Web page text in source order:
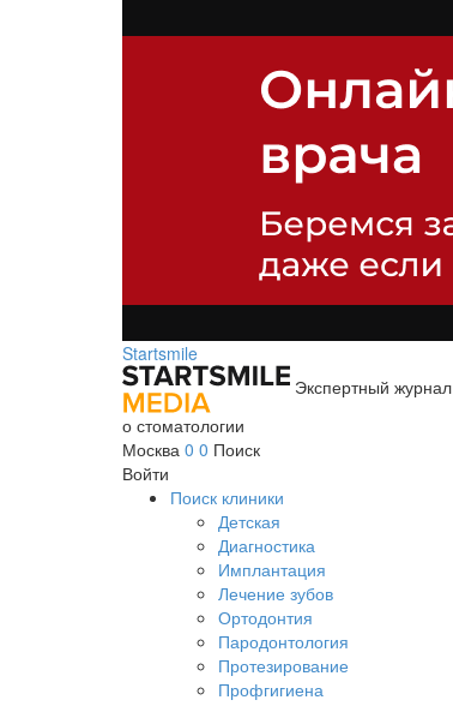
Startsmile
Экспертный журнал
о стоматологии
Москва 0 0 Поиск
Войти
Поиск клиники
Детская
Диагностика
Имплантация
Лечение зубов
Ортодонтия
Пародонтология
Протезирование
Профгигиена